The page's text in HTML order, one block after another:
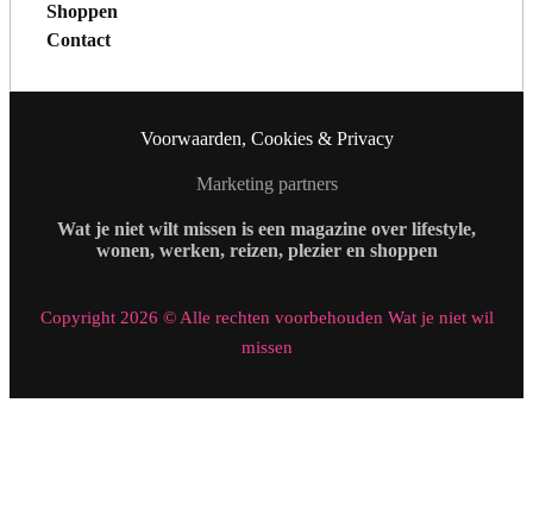
Shoppen
Contact
Voorwaarden, Cookies & Privacy
Marketing partners
Wat je niet wilt missen is een magazine over lifestyle,
wonen, werken, reizen, plezier en shoppen
Copyright 2026 © Alle rechten voorbehouden Wat je niet wil
missen